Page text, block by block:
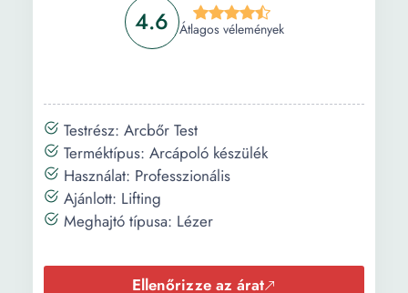
4.6 Átlagos vélemények
Testrész: Arcbőr Test
Terméktípus: Arcápoló készülék
Használat: Professzionális
Ajánlott: Lifting
Meghajtó típusa: Lézer
Ellenőrizze az árat